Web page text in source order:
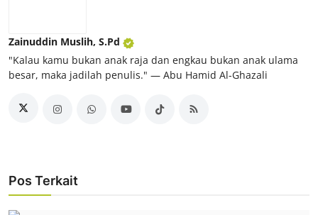
Zainuddin Muslih, S.Pd
"Kalau kamu bukan anak raja dan engkau bukan anak ulama
besar, maka jadilah penulis." ― Abu Hamid Al-Ghazali
Pos Terkait